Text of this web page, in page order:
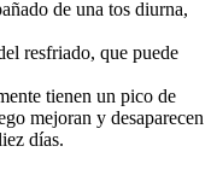
de una tos diurna,
resfriado, que puede
tienen un pico de
mejoran y desaparecen
días.